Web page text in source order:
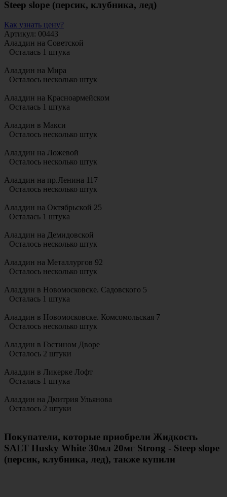
Steep slope (персик, клубника, лед)
Как узнать цену?
Артикул: 00443
Аладдин на Советской
Осталась 1 штука
Аладдин на Мира
Осталось несколько штук
Аладдин на Красноармейском
Осталась 1 штука
Аладдин в Макси
Осталось несколько штук
Аладдин на Ложевой
Осталось несколько штук
Аладдин на пр.Ленина 117
Осталось несколько штук
Аладдин на Октябрьской 25
Осталась 1 штука
Аладдин на Демидовской
Осталось несколько штук
Аладдин на Металлургов 92
Осталось несколько штук
Аладдин в Новомосковске. Садовского 5
Осталась 1 штука
Аладдин в Новомосковске. Комсомольская 7
Осталось несколько штук
Аладдин в Гостином Дворе
Осталось 2 штуки
Аладдин в Ликерке Лофт
Осталась 1 штука
Аладдин на Дмитрия Ульянова
Осталось 2 штуки
Покупатели, которые приобрели Жидкость
SALT Husky White 30мл 20мг Strong - Steep slope
(персик, клубника, лед), также купили